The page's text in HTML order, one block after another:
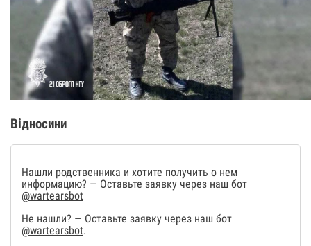
Відносини
Нашли родственника и хотите получить о нем
информацию? — Оставьте заявку через наш бот
@wartearsbot
Не нашли? — Оставьте заявку через наш бот
@wartearsbot.